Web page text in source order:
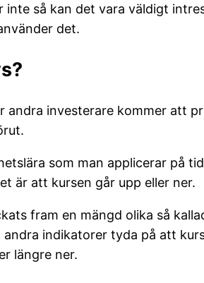
inte så kan det vara väldigt
det.
andra investerare kommer att
som man applicerar på
är att kursen går upp eller ner.
fram en mängd olika så
indikatorer tyda på att
längre ner.